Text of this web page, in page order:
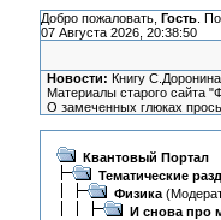
Добро пожаловать, Гость.
07 Августа 2026, 20:38:50
Новости: Книгу
Материалы старого сайта
О замеченных глюках
Квантовый Портал
Тематические
Физика
И снова про